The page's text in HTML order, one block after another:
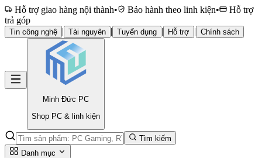
Hỗ trợ giao hàng nội thành• Bảo hành theo linh kiện•
Hỗ trợ
trả góp
Tin công nghệ | Tài nguyên | Tuyển dụng | Hỗ trợ | Chính sách
Minh Đức PC
Shop PC & linh kiện
Tìm kiếm
Danh mục